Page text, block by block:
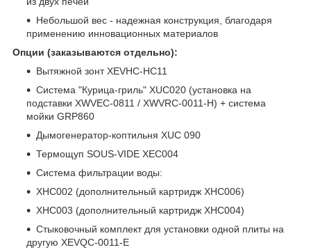
Небольшой вес - надежная конструкция, благодаря
применению инновационных материалов
Опции (заказываются отдельно):
Вытяжной зонт XEVHC-HC11
Система "Курица-гриль" XUC020 (установка на
подставки XWVEC-0811 / XWVRC-0011-H) + система
мойки GRP860
Дымогенератор-коптильня XUC 090
Термощуп SOUS-VIDE XEC004
Система фильтрации воды:
XHC002 (дополнительный картридж XHC006)
XHC003 (дополнительный картридж XHC004)
Стыковочный комплект для установки одной плиты на
другую XEVQC-0011-E